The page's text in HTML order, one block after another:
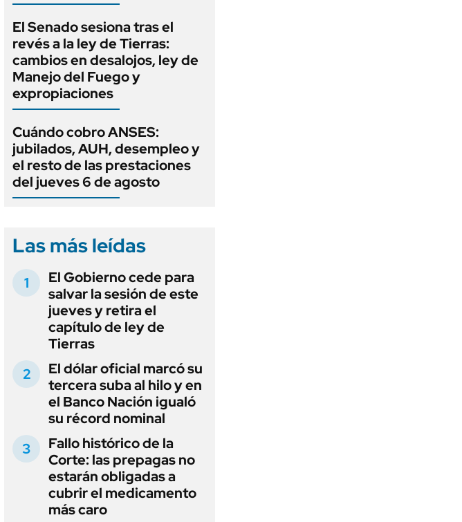
El Senado sesiona tras el
revés a la ley de Tierras:
cambios en desalojos, ley de
Manejo del Fuego y
expropiaciones
Cuándo cobro ANSES:
jubilados, AUH, desempleo y
el resto de las prestaciones
del jueves 6 de agosto
Las más leídas
El Gobierno cede para
salvar la sesión de este
jueves y retira el
capítulo de ley de
Tierras
El dólar oficial marcó su
tercera suba al hilo y en
el Banco Nación igualó
su récord nominal
Fallo histórico de la
Corte: las prepagas no
estarán obligadas a
cubrir el medicamento
más caro